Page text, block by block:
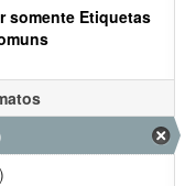
somente Etiquetas